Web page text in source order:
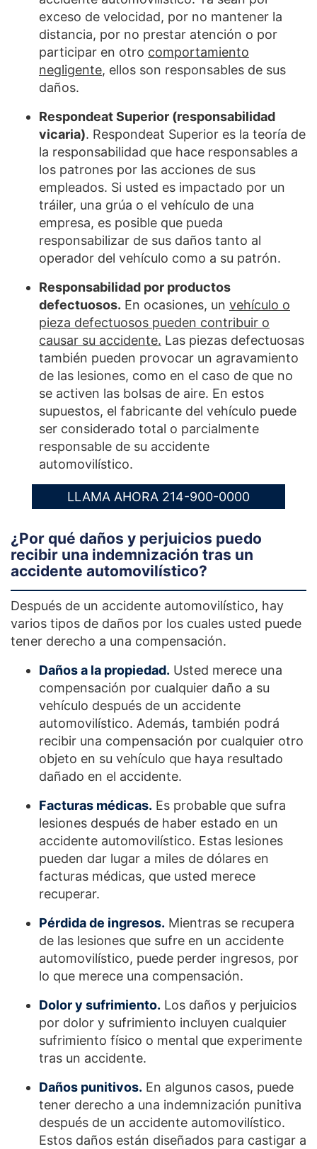
exceso de velocidad, por no mantener la
distancia, por no prestar atención o por
participar en otro comportamiento
negligente, ellos son responsables de sus
daños.
Respondeat Superior (responsabilidad
vicaria). Respondeat Superior es la teoría de
la responsabilidad que hace responsables a
los patrones por las acciones de sus
empleados. Si usted es impactado por un
tráiler, una grúa o el vehículo de una
empresa, es posible que pueda
responsabilizar de sus daños tanto al
operador del vehículo como a su patrón.
Responsabilidad por productos
defectuosos. En ocasiones, un vehículo o
pieza defectuosos pueden contribuir o
causar su accidente. Las piezas defectuosas
también pueden provocar un agravamiento
de las lesiones, como en el caso de que no
se activen las bolsas de aire. En estos
supuestos, el fabricante del vehículo puede
ser considerado total o parcialmente
responsable de su accidente
automovilístico.
LLAMA AHORA 214-900-0000
¿Por qué daños y perjuicios puedo
recibir una indemnización tras un
accidente automovilístico?
Después de un accidente automovilístico, hay
varios tipos de daños por los cuales usted puede
tener derecho a una compensación.
Daños a la propiedad. Usted merece una
compensación por cualquier daño a su
vehículo después de un accidente
automovilístico. Además, también podrá
recibir una compensación por cualquier otro
objeto en su vehículo que haya resultado
dañado en el accidente.
Facturas médicas. Es probable que sufra
lesiones después de haber estado en un
accidente automovilístico. Estas lesiones
pueden dar lugar a miles de dólares en
facturas médicas, que usted merece
recuperar.
Pérdida de ingresos. Mientras se recupera
de las lesiones que sufre en un accidente
automovilístico, puede perder ingresos, por
lo que merece una compensación.
Dolor y sufrimiento. Los daños y perjuicios
por dolor y sufrimiento incluyen cualquier
sufrimiento físico o mental que experimente
tras un accidente.
Daños punitivos. En algunos casos, puede
tener derecho a una indemnización punitiva
después de un accidente automovilístico.
Estos daños están diseñados para castigar a